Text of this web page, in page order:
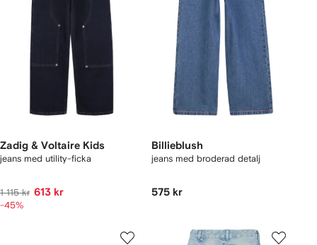
Zadig & Voltaire Kids
jeans med utility-ficka
1 115 kr 613 kr
-45%
Billieblush
jeans med broderad detalj
575 kr